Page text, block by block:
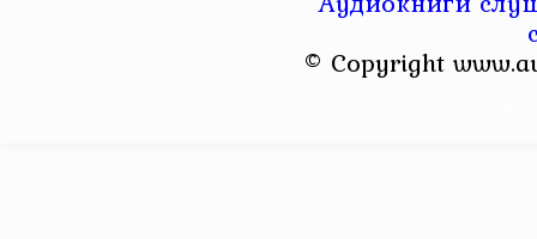
© Copyright